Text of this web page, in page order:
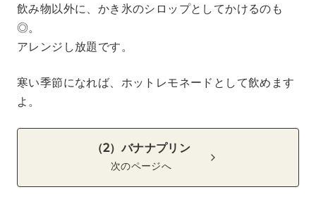
飲み物以外に、かき氷のシロップとしてかけるのも
◎。
アレンジし放題です。
寒い季節になれば、ホットレモネードとして飲めます
よ。
（2）バナナプリン
次のページへ